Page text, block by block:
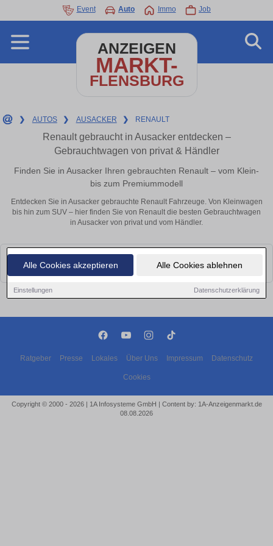
Alle Cookies akzeptieren Alle Cookies ablehnen
Einstellungen Datenschutzerklärung
Event Auto Immo Job
ANZEIGEN
MARKT-
FLENSBURG
❯ AUTOS ❯ AUSACKER ❯ RENAULT
Renault gebraucht in Ausacker entdecken –
Gebrauchtwagen von privat & Händler
Finden Sie in Ausacker Ihren gebrauchten Renault – vom Klein-
bis zum Premiummodell
Entdecken Sie in Ausacker gebrauchte Renault Fahrzeuge. Von Kleinwagen
bis hin zum SUV – hier finden Sie von Renault die besten Gebrauchtwagen
in Ausacker von privat und vom Händler.
Leider konnten wir derzeit keine passenden Autos finden. Schauen Sie
bald wieder vorbei!
Ratgeber Presse Lokales Über Uns Impressum Datenschutz
Cookies
Copyright © 2000 - 2026 | 1A Infosysteme GmbH | Content by: 1A-Anzeigenmarkt.de
08.08.2026